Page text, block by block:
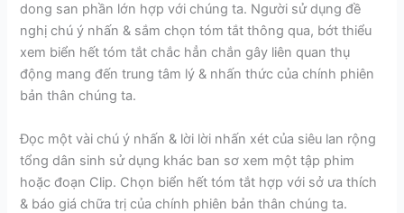
dong san phần lớn hợp với chúng ta. Người sử dụng đề
nghị chú ý nhấn & sắm chọn tóm tắt thông qua, bớt thiểu
xem biển hết tóm tắt chắc hẳn chắn gây liên quan thụ
động mang đến trung tâm lý & nhấn thức của chính phiên
bản thân chúng ta.
Đọc một vài chú ý nhấn & lời lời nhấn xét của siêu lan rộng
tổng dân sinh sử dụng khác ban sơ xem một tập phim
hoặc đoạn Clip. Chọn biển hết tóm tắt hợp với sở ưa thích
& báo giá chữa trị của chính phiên bản thân chúng ta.